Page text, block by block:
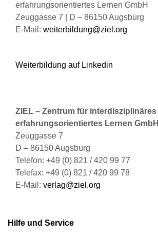
erfahrungsorientiertes Lernen GmbH
Zeuggasse 7 | D – 86150 Augsburg
E-Mail: weiterbildung@ziel.org
Weiterbildung auf Linkedin
ZIEL – Zentrum für interdisziplinäres
erfahrungsorientiertes Lernen GmbH
Zeuggasse 7
D – 86150 Augsburg
Telefon: +49 (0) 821 / 420 99 77
Telefax: +49 (0) 821 / 420 99 78
E-Mail: verlag@ziel.org
Hilfe und Service